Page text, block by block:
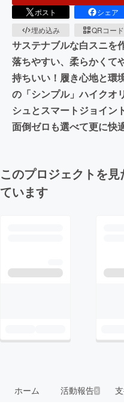
ポスト シェア
埋め込み
QRコード
サステナブルな白スニを
落ちやすい、柔らかくて
持ちいい！履き心地と環
の「シンプル」ハイクオ
シュとスマートジョイン
面倒ゼロも選べて更に快
このプロジェクトを
ています
ホーム 活動報告5